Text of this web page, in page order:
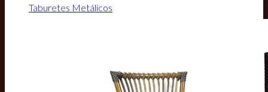
Taburetes Metálicos